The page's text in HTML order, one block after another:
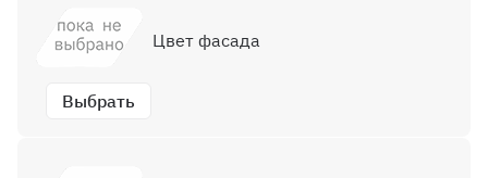
Выбрать
Цвет фасада